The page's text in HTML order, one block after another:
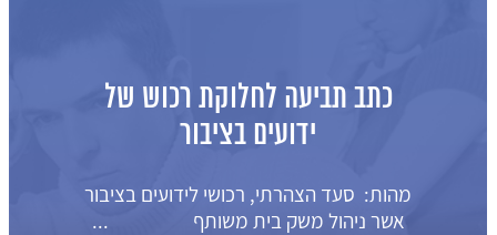
כתב תביעה לחלוקת רכוש של
ידועים בציבור
מהות: סעד הצהרתי, רכושי לידועים בציבור
אשר ניהול משק בית משותף ...